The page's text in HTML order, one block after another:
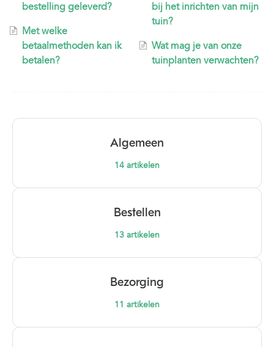
bestelling geleverd?
Met welke
betaalmethoden kan ik
betalen?
bij het inrichten van mijn
tuin?
Wat mag je van onze
tuinplanten verwachten?
Algemeen
14 artikelen
Bestellen
13 artikelen
Bezorging
11 artikelen